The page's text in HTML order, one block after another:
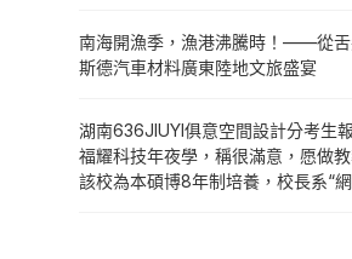
南海開漁季，漁港沸騰時！——從舌
斯德汽車材料廣東陸地文旅盛宴
湖南636JIUYI俱意空間設計分考生
福耀科技年夜學，稱很滿意，愿做教
該校為本碩博8年制培養，校長系“